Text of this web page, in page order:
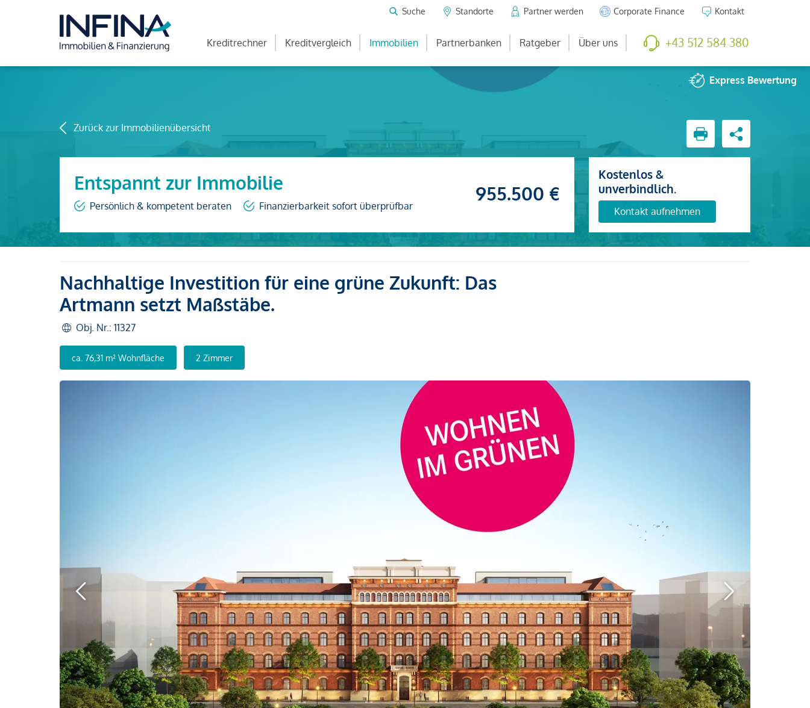
Suche Standorte Partner werden Corporate Finance Kontakt
Kreditrechner Kreditvergleich Immobilien Partnerbanken Ratgeber Über uns +43 512 584 380
Express Bewertung
Zurück zur Immobilienübersicht
Entspannt zur Immobilie
Persönlich & kompetent beraten Finanzierbarkeit sofort überprüfbar
955.500 €
Kostenlos &
unverbindlich.
Kontakt aufnehmen
Nachhaltige Investition für eine grüne Zukunft: Das
Artmann setzt Maßstäbe.
Obj. Nr.: 11327
ca. 76,31 m² Wohnfläche 2 Zimmer